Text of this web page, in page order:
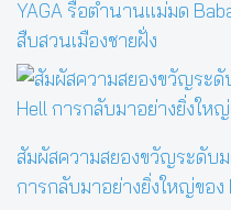
YAGA รื้อตำนานแม่มด
สืบสวนเมืองชายฝั่ง
สัมผัสความสยองขวัญระดับม
การกลับมาอย่างยิ่งใหญ่ของ